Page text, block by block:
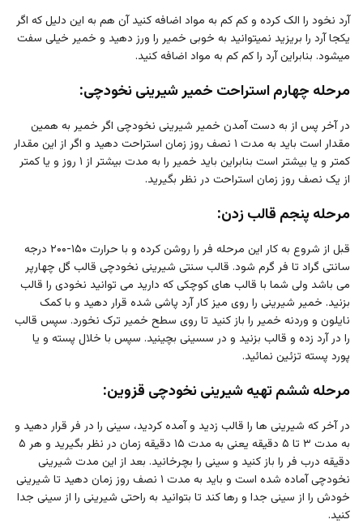
آرد نخود را الک کرده و کم کم به مواد اضافه کنید آن هم به این دلیل که اگر
یکجا آرد را بریزید نمیتوانید به خوبی خمیر را ورز دهید و خمیر خیلی سفت
میشود. بنابراین آرد را کم کم به مواد اضافه کنید.
مرحله چهارم استراحت خمیر شیرینی نخودچی:
در آخر پس از به دست آمدن خمیر شیرینی نخودچی اگر خمیر به همین
مقدار است باید به مدت ۱ نصف روز زمان استراحت دهید و اگر از این مقدار
کمتر و یا بیشتر است بنابراین باید خمیر را به مدت بیشتر از ۱ روز و یا کمتر
از یک نصف روز زمان استراحت در نظر بگیرید.
مرحله پنجم قالب زدن:
قبل از شروع به کار این مرحله فر را روشن کرده و با حرارت ۱۵۰-۲۰۰ درجه
سانتی گراد تا فر گرم شود. قالب سنتی شیرینی نخودچی قالب گل چهارپر
می باشد ولی شما با قالب های کوچکی که دارید می توانید نخودی را قالب
بزنید. خمیر شیرینی را روی میز کار آرد پاشی شده قرار دهید و با کمک
نایلون و وردنه خمیر را باز کنید تا روی سطح خمیر ترک نخورد. سپس قالب
را در آرد زده و قالب بزنید و در سسینی بچینید. سپس با خلال پسته و یا
پورد پسته تزئین نمائید.
مرحله ششم تهیه شیرینی نخودچی قزوین:
در آخر که شیرینی ها را قالب زدید و آمده کردید، سینی را در فر قرار دهید و
به مدت ۳ تا ۵ دقیقه یعنی به مدت ۱۵ دقیقه زمان در نظر بگیرید و هر ۵
دقیقه درب فر را باز کنید و سینی را بچرخانید. بعد از این مدت شیرینی
نخودچی آماده شده است و باید به مدت ۱ نصف روز زمان دهید تا شیرینی
خودش را از سینی جدا و رها کند تا بتوانید به راحتی شیرینی را از سینی جدا
کنید.